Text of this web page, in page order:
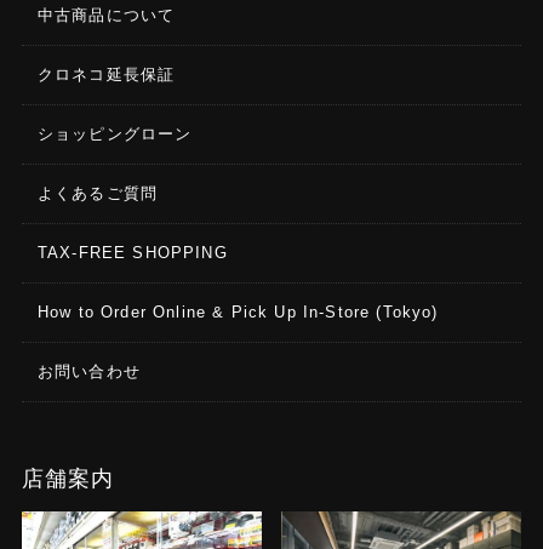
中古商品について
クロネコ延長保証
ショッピングローン
よくあるご質問
TAX-FREE SHOPPING
How to Order Online & Pick Up In-Store (Tokyo)
お問い合わせ
店舗案内